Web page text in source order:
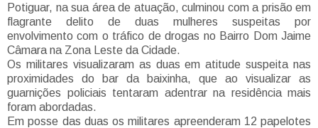
Potiguar, na sua área de atuação, culminou com a prisão em
flagrante delito de duas mulheres suspeitas por
envolvimento com o tráfico de drogas no Bairro Dom Jaime
Câmara na Zona Leste da Cidade.
Os militares visualizaram as duas em atitude suspeita nas
proximidades do bar da baixinha, que ao visualizar as
guarnições policiais tentaram adentrar na residência mais
foram abordadas.
Em posse das duas os militares apreenderam 12 papelotes